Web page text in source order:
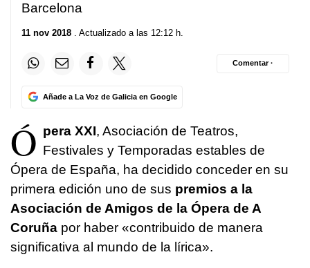
Barcelona
11 nov 2018 . Actualizado a las 12:12 h.
Añade a La Voz de Galicia en Google
Comentar ·
Ó pera XXI, Asociación de Teatros,
Festivales y Temporadas estables de
Ópera de España, ha decidido conceder en su
primera edición uno de sus premios a la
Asociación de Amigos de la Ópera de A
Coruña por haber «contribuido de manera
significativa al mundo de la lírica».